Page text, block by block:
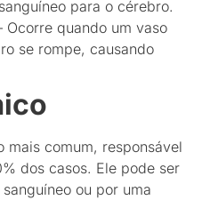
para o cérebro.
Ocorre quando um vaso
se rompe, causando
mais comum, responsável
dos casos. Ele pode ser
ou por uma